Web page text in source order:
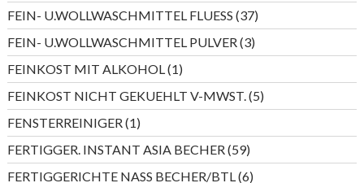
Produkte
FEIN- U.WOLLWASCHMITTEL FLUESS 3737
Produkte
FEIN- U.WOLLWASCHMITTEL PULVER 33
Produkte
FEINKOST MIT ALKOHOL 11
Produkt
FEINKOST NICHT GEKUEHLT V-MWST. 55
Produkte
FENSTERREINIGER 11
Produkt
FERTIGGER. INSTANT ASIA BECHER 5959
Produkte
FERTIGGERICHTE NASS BECHER/BTL 66